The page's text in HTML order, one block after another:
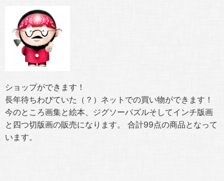
ショップができます！
長年待ちわびていた（？）ネットでの買い物ができます！
今のところ画集と絵本、ジグソーパズルそしてインチ版画
と四つ切版画の販売になります。 合計99点の商品となって
います。